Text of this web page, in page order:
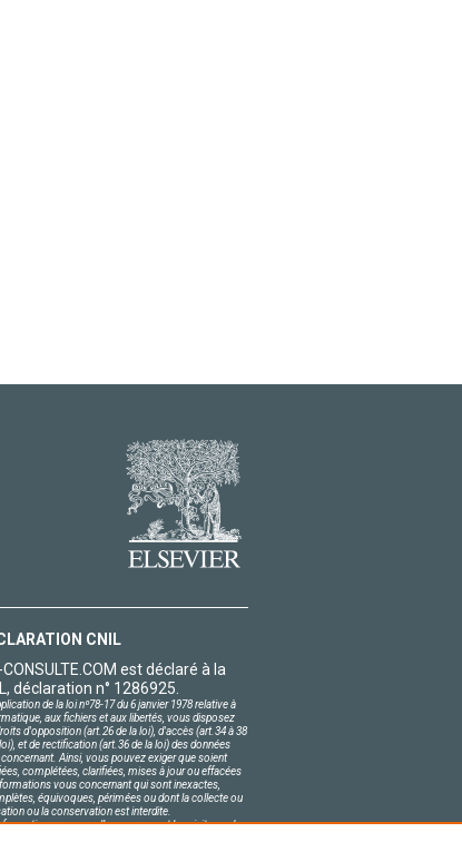
CNIL
CONSULTE.COM est déclaré à la
déclaration n° 1286925.
de la loi nº78-17 du 6 janvier 1978 relative à
aux fichiers et aux libertés, vous disposez
d'opposition (art.26 de la loi), d'accès (art.34 à 38
et de rectification (art.36 de la loi) des données
Ainsi, vous pouvez exiger que soient
complétées, clarifiées, mises à jour ou effacées
vous concernant qui sont inexactes,
équivoques, périmées ou dont la collecte ou
ou la conservation est interdite.
personnelles concernant les visiteurs de